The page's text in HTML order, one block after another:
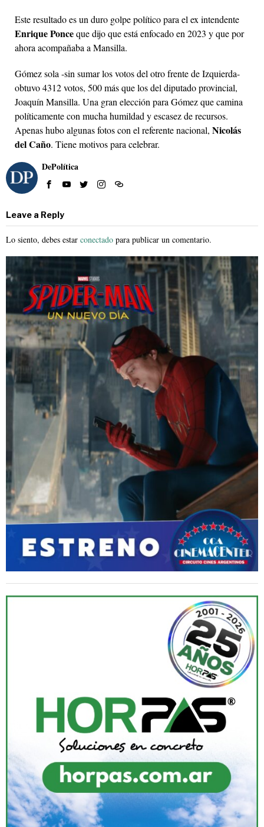
Este resultado es un duro golpe político para el ex intendente
Enrique Ponceque dijo que está enfocado en 2023 y que por
ahora acompañaba a Mansilla.
Gómez sola -sin sumar los votos del otro frente de Izquierda-
obtuvo 4312 votos, 500 más que los del diputado provincial,
Joaquín Mansilla. Una gran elección para Gómez que camina
políticamente con mucha humildad y escasez de recursos.
Apenas hubo algunas fotos con el referente nacional, Nicolás
del Caño. Tiene motivos para celebrar.
DePolítica
Leave a Reply
Lo siento, debes estar conectado para publicar un comentario.